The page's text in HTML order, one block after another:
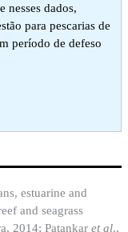
nesses dados,
para pescarias de
período de defeso
estuarine and
and seagrass
2014; Patankar et al.,